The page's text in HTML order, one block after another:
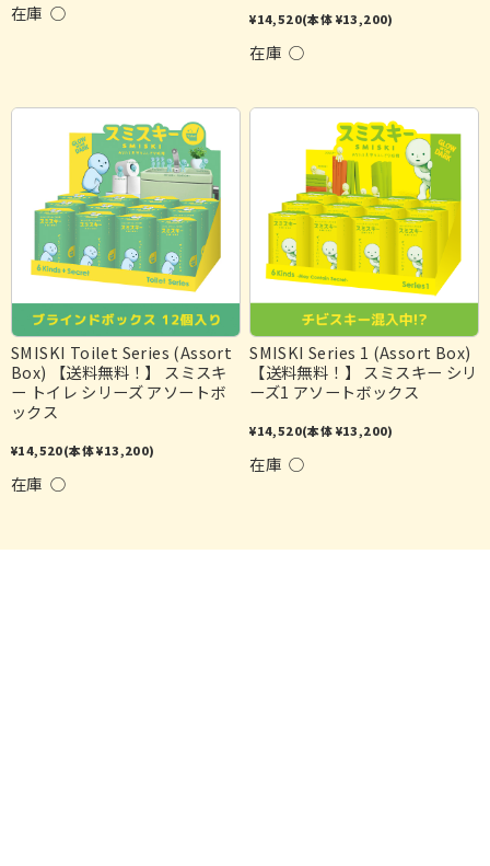
在庫 ○ ¥14,520(本体 ¥13,200)
在庫 ○
SMISKI Toilet Series (Assort
Box) 【送料無料！】 スミスキ
ー トイレ シリーズ アソートボ
ックス
¥14,520(本体 ¥13,200)
在庫 ○
SMISKI Series 1 (Assort Box)
【送料無料！】 スミスキー シリ
ーズ1 アソートボックス
¥14,520(本体 ¥13,200)
在庫 ○